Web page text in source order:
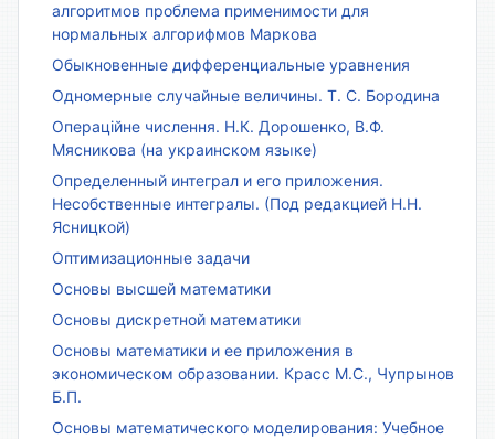
алгоритмов проблема применимости для
нормальных алгорифмов Маркова
Обыкновенные дифференциальные уравнения
Одномерные случайные величины. Т. С. Бородина
Операційне числення. Н.К. Дорошенко, В.Ф.
Мясникова (на украинском языке)
Определенный интеграл и его приложения.
Несобственные интегралы. (Под редакцией Н.Н.
Ясницкой)
Оптимизационные задачи
Основы высшей математики
Основы дискретной математики
Основы математики и ее приложения в
экономическом образовании. Красс М.С., Чупрынов
Б.П.
Основы математического моделирования: Учебное